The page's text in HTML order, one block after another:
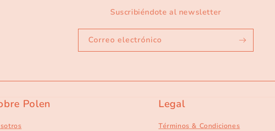
Suscribiéndote al newsletter
Correo electrónico
Polen Legal
Términos & Condiciones